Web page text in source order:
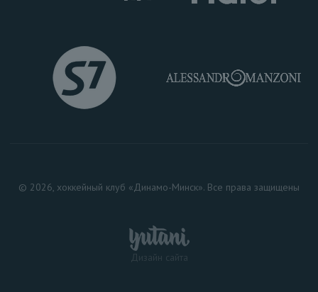
© 2026, хоккейный клуб «Динамо-Минск». Все права защищены
Дизайн сайта